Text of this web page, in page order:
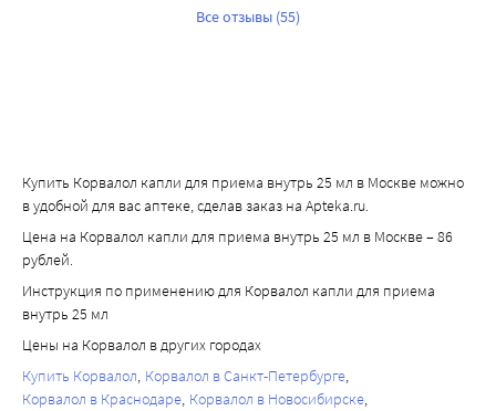
Все отзывы (55)
Купить Корвалол капли для приема внутрь 25 мл в Москве можно
в удобной для вас аптеке, сделав заказ на Apteka.ru.
Цена на Корвалол капли для приема внутрь 25 мл в Москве – 86
рублей.
Инструкция по применению для Корвалол капли для приема
внутрь 25 мл
Цены на Корвалол в других городах
Купить Корвалол Корвалол в Санкт-Петербурге
Корвалол в Краснодаре Корвалол в Новосибирске